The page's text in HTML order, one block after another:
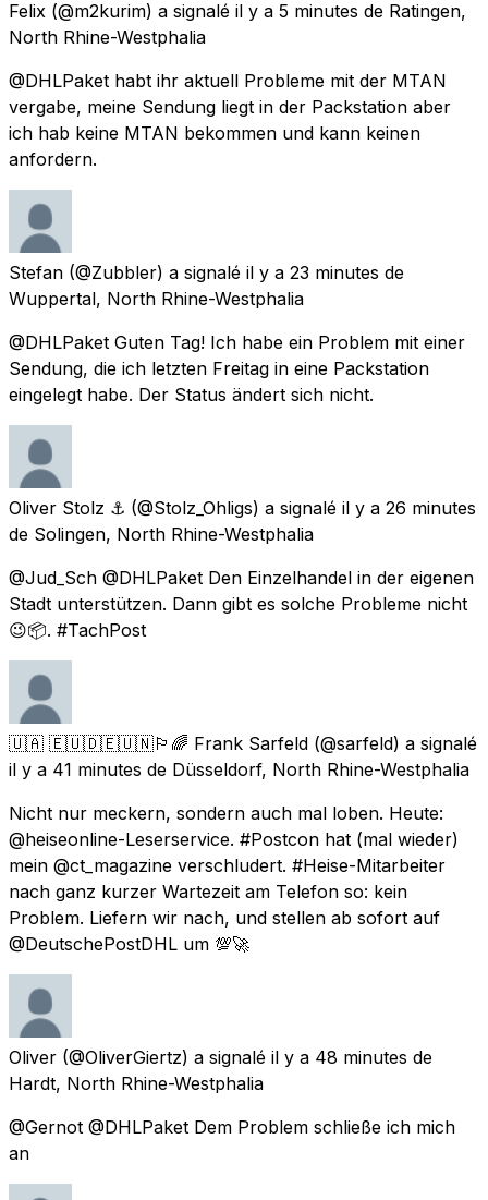
Felix (@m2kurim) a signalé il y a 5 minutes de Ratingen,
North Rhine-Westphalia
@DHLPaket habt ihr aktuell Probleme mit der MTAN
vergabe, meine Sendung liegt in der Packstation aber
ich hab keine MTAN bekommen und kann keinen
anfordern.
Stefan (@Zubbler) a signalé il y a 23 minutes de
Wuppertal, North Rhine-Westphalia
@DHLPaket Guten Tag! Ich habe ein Problem mit einer
Sendung, die ich letzten Freitag in eine Packstation
eingelegt habe. Der Status ändert sich nicht.
Oliver Stolz ⚓️ (@Stolz_Ohligs) a signalé il y a 26 minutes
de Solingen, North Rhine-Westphalia
@Jud_Sch @DHLPaket Den Einzelhandel in der eigenen
Stadt unterstützen. Dann gibt es solche Probleme nicht
😉📦. #TachPost
🇺🇦 🇪🇺🇩🇪🇺🇳🏳️‍🌈 Frank Sarfeld (@sarfeld) a signalé
il y a 41 minutes de Düsseldorf, North Rhine-Westphalia
Nicht nur meckern, sondern auch mal loben. Heute:
@heiseonline-Leserservice. #Postcon hat (mal wieder)
mein @ct_magazine verschludert. #Heise-Mitarbeiter
nach ganz kurzer Wartezeit am Telefon so: kein
Problem. Liefern wir nach, und stellen ab sofort auf
@DeutschePostDHL um 💯🚀
Oliver (@OliverGiertz) a signalé il y a 48 minutes de
Hardt, North Rhine-Westphalia
@Gernot @DHLPaket Dem Problem schließe ich mich
an